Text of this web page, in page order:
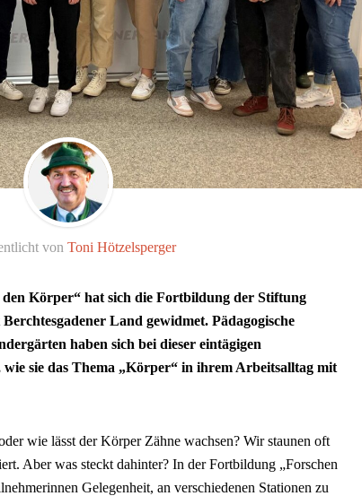
von Toni Hötzelsperger
Körper“ hat sich die Fortbildung der Stiftung
Land gewidmet. Pädagogische
haben sich bei dieser eintägigen
sie das Thema „Körper“ in ihrem Arbeitsalltag mit
wie lässt der Körper Zähne wachsen? Wir staunen oft
Aber was steckt dahinter? In der Fortbildung „Forschen
Gelegenheit, an verschiedenen Stationen zu